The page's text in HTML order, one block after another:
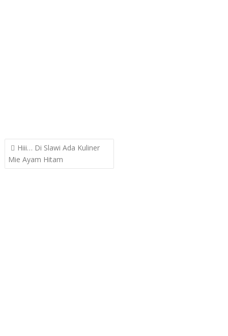
Post
navigation
Hiii… Di Slawi Ada Kuliner
Mie Ayam Hitam